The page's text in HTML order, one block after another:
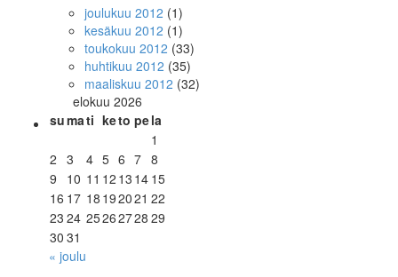
joulukuu 2012 (1)
kesäkuu 2012 (1)
toukokuu 2012 (33)
huhtikuu 2012 (35)
maaliskuu 2012 (32)
elokuu 2026
sumati keto pela
1
2 3 4 5 6 7 8
9
10 11 12 13 14 15
16 17 18 192021 22
23 24 25262728 29
30 31
« joulu